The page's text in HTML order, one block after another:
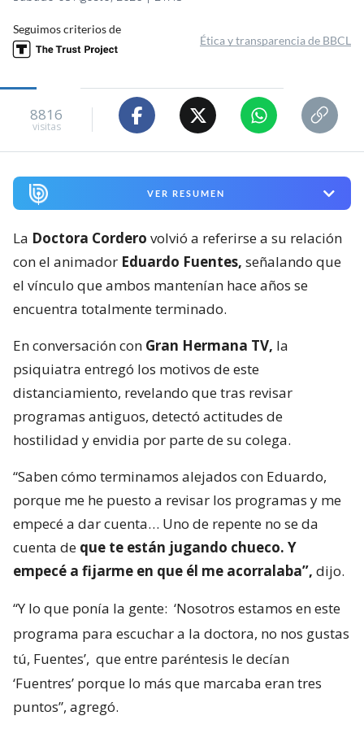
Seguimos criterios de
Ética y transparencia de BBCL
8816
visitas
VER RESUMEN
La Doctora Cordero volvió a referirse a su relación
con el animador Eduardo Fuentes, señalando que
el vínculo que ambos mantenían hace años se
encuentra totalmente terminado.
En conversación con Gran Hermana TV, la
psiquiatra entregó los motivos de este
distanciamiento, revelando que tras revisar
programas antiguos, detectó actitudes de
hostilidad y envidia por parte de su colega.
“Saben cómo terminamos alejados con Eduardo,
porque me he puesto a revisar los programas y me
empecé a dar cuenta… Uno de repente no se da
cuenta de que te están jugando chueco. Y
empecé a fijarme en que él me acorralaba”, dijo.
“Y lo que ponía la gente: ‘Nosotros estamos en este
programa para escuchar a la doctora, no nos gustas
tú, Fuentes’, que entre paréntesis le decían
‘Fuentres’ porque lo más que marcaba eran tres
puntos”, agregó.